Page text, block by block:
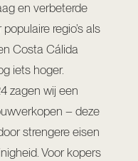
en verbeterde
regio’s als
Costa Cálida
iets hoger.
zagen wij een
– deze
strengere eisen
Voor kopers